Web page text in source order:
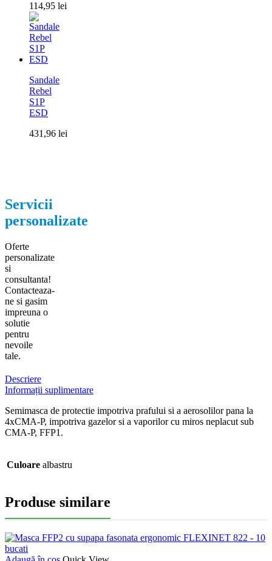
114,95 lei
Sandale
Rebel
S1P
ESD
431,96 lei
Servicii
personalizate
Oferte
personalizate
si
consultanta!
Contacteaza-
ne si gasim
impreuna o
solutie
pentru
nevoile
tale.
Descriere
Informații suplimentare
Semimasca de protectie impotriva prafului si a aerosolilor pana la
4xCMA-P, impotriva gazelor si a vaporilor cu miros neplacut sub
CMA-P, FFP1.
Culoare albastru
Produse similare